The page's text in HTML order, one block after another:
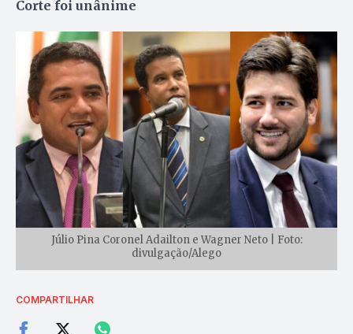
Corte foi unânime
Júlio Pina Coronel Adailton e Wagner Neto | Foto:
divulgação/Alego
COMPARTILHAR